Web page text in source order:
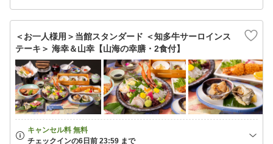
＜お一人様用＞当館スタンダード ＜知多牛サーロインス
テーキ＞ 海幸＆山幸【山海の幸膳・2食付】